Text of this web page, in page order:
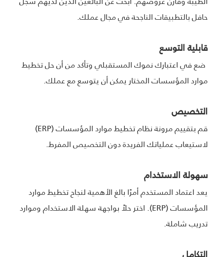
حافل بالتطبيقات الناجحة في مجال عملك.
قابلية التوسع
ضع في اعتبارك نموك المستقبلي وتأكد من أن حل تخطيط
موارد المؤسسات المختار يمكن أن يتوسع مع عملك.
التخصيص
قم بتقييم مرونة نظام تخطيط موارد المؤسسات (ERP)
لاستيعاب عملياتك الفريدة دون التخصيص المفرط.
سهولة الاستخدام
يعد اعتماد المستخدم أمرًا بالغ الأهمية لنجاح تخطيط موارد
المؤسسات (ERP). اختر حلاً بواجهة سهلة الاستخدام وموارد
تدريب شاملة.